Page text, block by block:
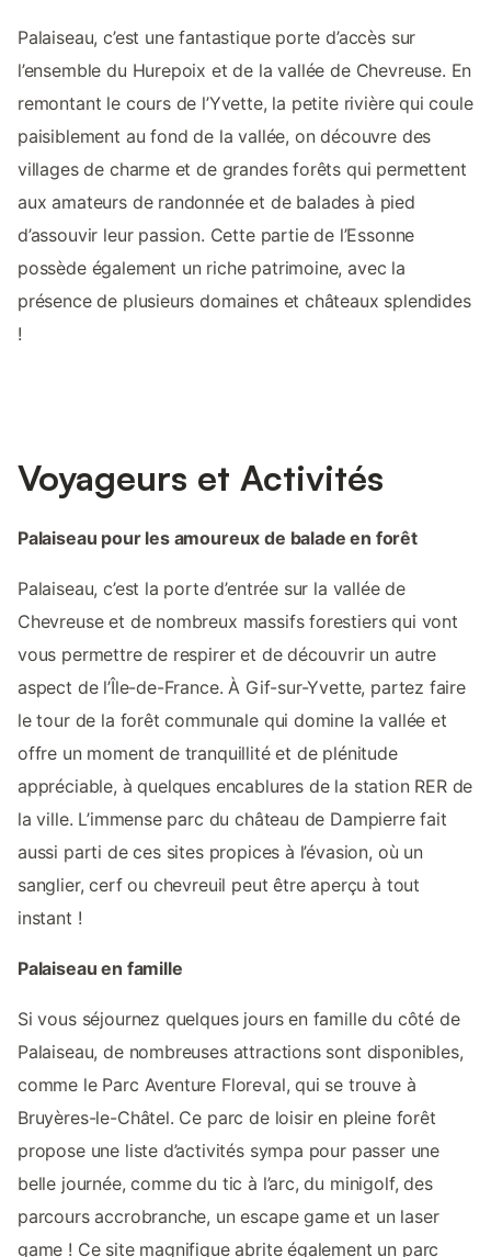
Palaiseau, c’est une fantastique porte d’accès sur
l’ensemble du Hurepoix et de la vallée de Chevreuse. En
remontant le cours de l’Yvette, la petite rivière qui coule
paisiblement au fond de la vallée, on découvre des
villages de charme et de grandes forêts qui permettent
aux amateurs de randonnée et de balades à pied
d’assouvir leur passion. Cette partie de l’Essonne
possède également un riche patrimoine, avec la
présence de plusieurs domaines et châteaux splendides
!
Voyageurs et Activités
Palaiseau pour les amoureux de balade en forêt
Palaiseau, c’est la porte d’entrée sur la vallée de
Chevreuse et de nombreux massifs forestiers qui vont
vous permettre de respirer et de découvrir un autre
aspect de l’Île-de-France. À Gif-sur-Yvette, partez faire
le tour de la forêt communale qui domine la vallée et
offre un moment de tranquillité et de plénitude
appréciable, à quelques encablures de la station RER de
la ville. L’immense parc du château de Dampierre fait
aussi parti de ces sites propices à l’évasion, où un
sanglier, cerf ou chevreuil peut être aperçu à tout
instant !
Palaiseau en famille
Si vous séjournez quelques jours en famille du côté de
Palaiseau, de nombreuses attractions sont disponibles,
comme le Parc Aventure Floreval, qui se trouve à
Bruyères-le-Châtel. Ce parc de loisir en pleine forêt
propose une liste d’activités sympa pour passer une
belle journée, comme du tic à l’arc, du minigolf, des
parcours accrobranche, un escape game et un laser
game ! Ce site magnifique abrite également un parc